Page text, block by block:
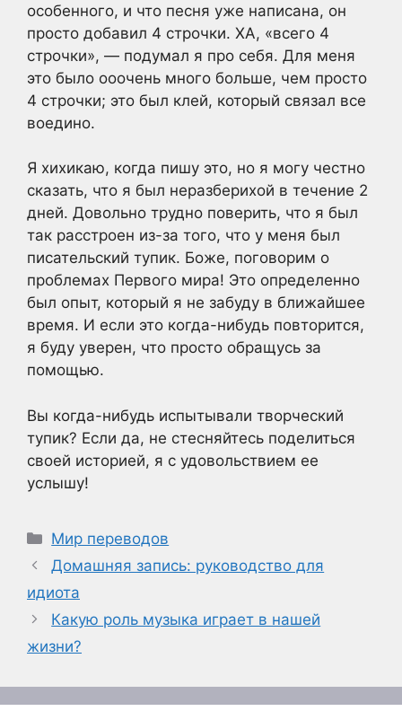
особенного, и что песня уже написана, он
просто добавил 4 строчки. ХА, «всего 4
строчки», — подумал я про себя. Для меня
это было ооочень много больше, чем просто
4 строчки; это был клей, который связал все
воедино.
Я хихикаю, когда пишу это, но я могу честно
сказать, что я был неразберихой в течение 2
дней. Довольно трудно поверить, что я был
так расстроен из-за того, что у меня был
писательский тупик. Боже, поговорим о
проблемах Первого мира! Это определенно
был опыт, который я не забуду в ближайшее
время. И если это когда-нибудь повторится,
я буду уверен, что просто обращусь за
помощью.
Вы когда-нибудь испытывали творческий
тупик? Если да, не стесняйтесь поделиться
своей историей, я с удовольствием ее
услышу!
Рубрики
Мир переводов
Домашняя запись: руководство для
идиота
Какую роль музыка играет в нашей
жизни?